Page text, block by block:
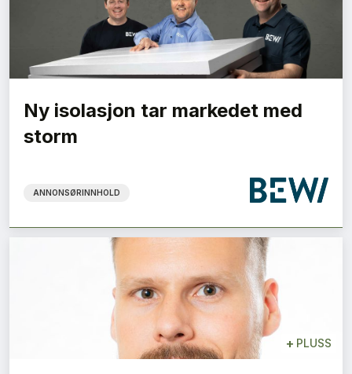
Vi Bygger Vestland 2026
Byggenæringens Klimakonferanse 2026
Ny isolasjon tar markedet med
storm
ANNONSØRINNHOLD
+ PLUSS